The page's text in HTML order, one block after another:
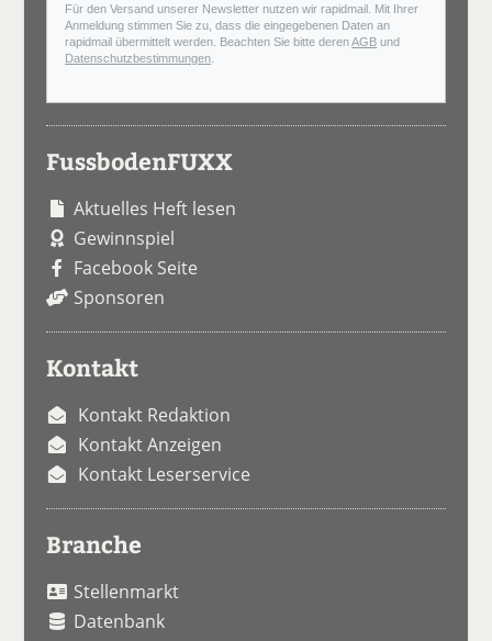
Für den Versand unserer Newsletter nutzen wir rapidmail. Mit Ihrer
Anmeldung stimmen Sie zu, dass die eingegebenen Daten an
rapidmail übermittelt werden. Beachten Sie bitte derenAGB und
Datenschutzbestimmungen
FussbodenFUXX
Aktuelles Heft lesen
Gewinnspiel
Facebook Seite
Sponsoren
Kontakt
Kontakt Redaktion
Kontakt Anzeigen
Kontakt Leserservice
Branche
Stellenmarkt
Datenbank